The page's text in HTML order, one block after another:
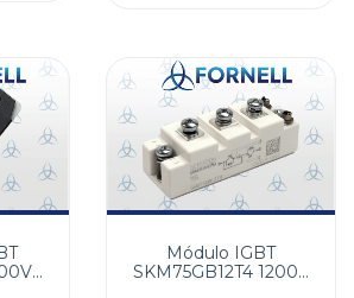
Módulo IGBT
SKM75GB12T4 1200V